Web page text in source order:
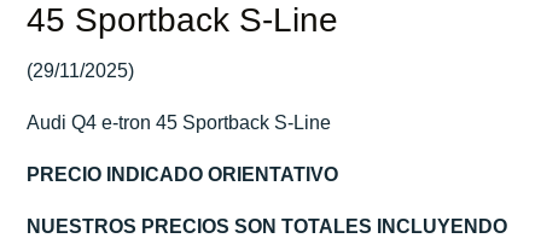
45 Sportback S-Line
(29/11/2025)
Audi Q4 e-tron 45 Sportback S-Line
PRECIO INDICADO ORIENTATIVO
NUESTROS PRECIOS SON TOTALES INCLUYENDO